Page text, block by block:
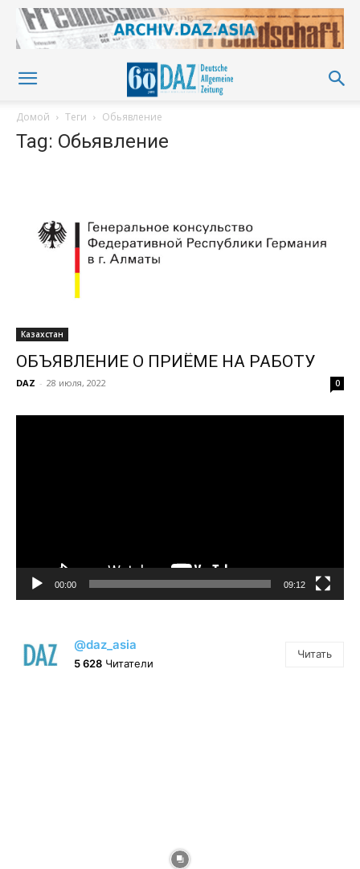
Домой Теги Обьявление
Tag: Обьявление
Казахстан
ОБЪЯВЛЕНИЕ О ПРИЁМЕ НА РАБОТУ
DAZ - 28 июля, 2022 0
00:00 09:12
@daz_asia
5 628 Читатели
Читать